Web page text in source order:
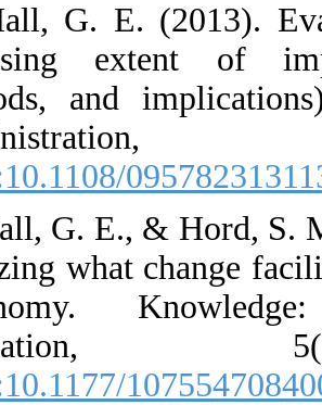
12. Hall, G. E.
Assessing
methods, and
[DOI:10.1108/
13. Hall, G. E.,
analyzing what
Taxonomy.
[DOI:10.1177/